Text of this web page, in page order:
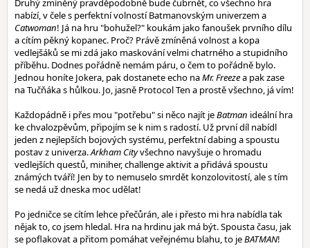
Druhý zmíněný pravděpodobně bude čubrnět, co všechno hra
nabízí, v čele s perfektní volností Batmanovským univerzem a
Catwoman! Já na hru "bohužel?" koukám jako fanoušek prvního dílu
a cítím pěkný kopanec. Proč? Právě zmíněná volnost a kopa
vedlejšáků se mi zdá jako maskování velmi chatrného a stupidního
příběhu. Dodnes pořádně nemám páru, o čem to pořádně bylo.
Jednou honíte Jokera, pak dostanete echo naMr. Freezea pak zase
na Tučňáka s hůlkou. Jo, jasně Protocol Ten a prostě všechno, já vím!
Každopádně i přes mou "potřebu" si něco najít jeBatman ideální hra
ke chvalozpěvům, připojím se k nim s radostí. Už první díl nabídl
jeden z nejlepších bojových systému, perfektní dabing a spoustu
postav z univerza.Arkham Cityvšechno navyšuje o hromadu
vedlejších questů, miniher, challenge aktivit a přidává spoustu
známých tváří! Jen by to nemuselo smrdět konzolovitostí, ale s tím
se nedá už dneska moc udělat!
Po jedničce se cítím lehce přečůrán, ale i přesto mi hra nabídla tak
nějak to, co jsem hledal. Hra na hrdinu jak má být. Spousta času, jak
se poflakovat a přitom pomáhat veřejnému blahu, to jeBATMAN!